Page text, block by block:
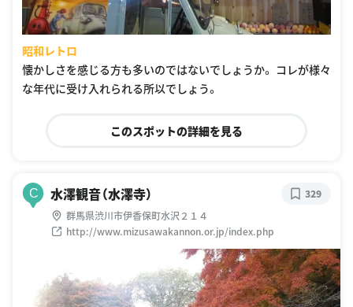
昭和レトロ
懐かしさを感じる方も多いのではないでしょうか。 コレが様々
な年代に受け入れられる所以でしょう。
このスポットの詳細を見る
C 水澤観音（水澤寺）
群馬県渋川市伊香保町水沢２１４
http://www.mizusawakannon.or.jp/index.php
329